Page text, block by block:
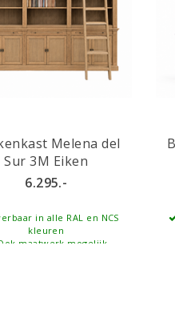
Melena del
Sur 3M Eiken
6.295.-
in alle RAL en NCS
kleuren
maatwerk mogelijk